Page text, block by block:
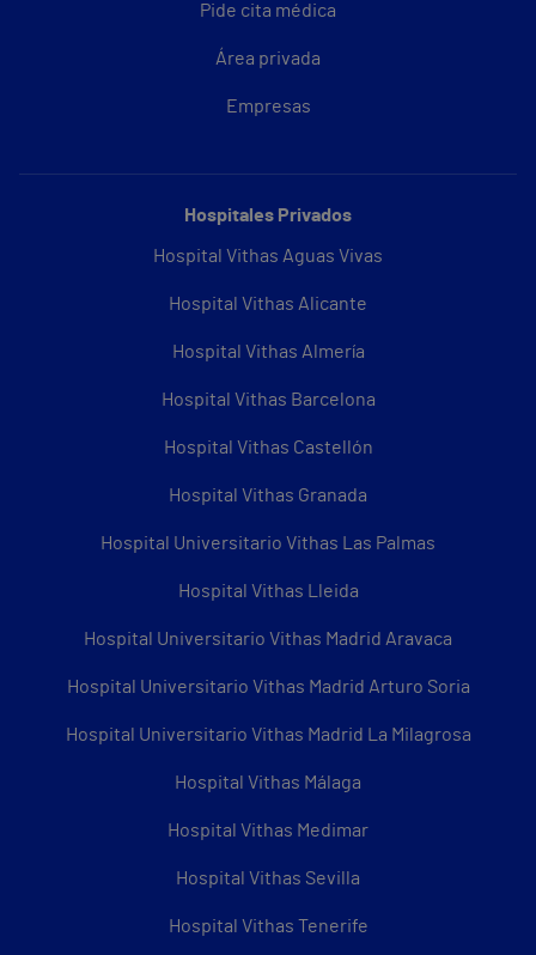
Pide cita médica
Área privada
Empresas
Hospitales Privados
Hospital Vithas Aguas Vivas
Hospital Vithas Alicante
Hospital Vithas Almería
Hospital Vithas Barcelona
Hospital Vithas Castellón
Hospital Vithas Granada
Hospital Universitario Vithas Las Palmas
Hospital Vithas Lleida
Hospital Universitario Vithas Madrid Aravaca
Hospital Universitario Vithas Madrid Arturo Soria
Hospital Universitario Vithas Madrid La Milagrosa
Hospital Vithas Málaga
Hospital Vithas Medimar
Hospital Vithas Sevilla
Hospital Vithas Tenerife